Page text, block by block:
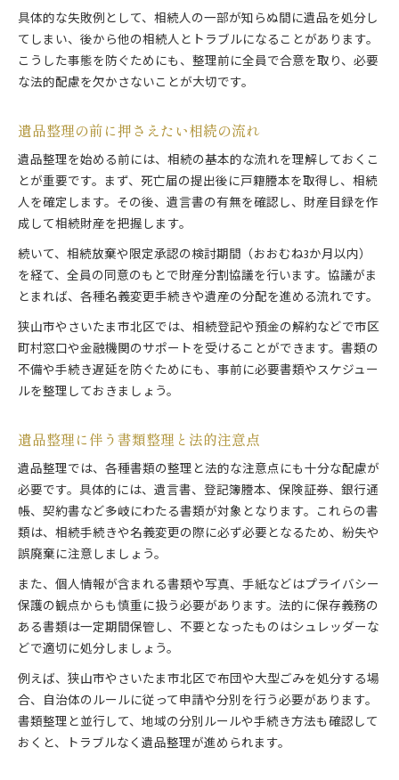
具体的な失敗例として、相続人の一部が知らぬ間に遺品を処分し
てしまい、後から他の相続人とトラブルになることがあります。
こうした事態を防ぐためにも、整理前に全員で合意を取り、必要
な法的配慮を欠かさないことが大切です。
遺品整理の前に押さえたい相続の流れ
遺品整理を始める前には、相続の基本的な流れを理解しておくこ
とが重要です。まず、死亡届の提出後に戸籍謄本を取得し、相続
人を確定します。その後、遺言書の有無を確認し、財産目録を作
成して相続財産を把握します。
続いて、相続放棄や限定承認の検討期間（おおむね3か月以内）
を経て、全員の同意のもとで財産分割協議を行います。協議がま
とまれば、各種名義変更手続きや遺産の分配を進める流れです。
狭山市やさいたま市北区では、相続登記や預金の解約などで市区
町村窓口や金融機関のサポートを受けることができます。書類の
不備や手続き遅延を防ぐためにも、事前に必要書類やスケジュー
ルを整理しておきましょう。
遺品整理に伴う書類整理と法的注意点
遺品整理では、各種書類の整理と法的な注意点にも十分な配慮が
必要です。具体的には、遺言書、登記簿謄本、保険証券、銀行通
帳、契約書など多岐にわたる書類が対象となります。これらの書
類は、相続手続きや名義変更の際に必ず必要となるため、紛失や
誤廃棄に注意しましょう。
また、個人情報が含まれる書類や写真、手紙などはプライバシー
保護の観点からも慎重に扱う必要があります。法的に保存義務の
ある書類は一定期間保管し、不要となったものはシュレッダーな
どで適切に処分しましょう。
例えば、狭山市やさいたま市北区で布団や大型ごみを処分する場
合、自治体のルールに従って申請や分別を行う必要があります。
書類整理と並行して、地域の分別ルールや手続き方法も確認して
おくと、トラブルなく遺品整理が進められます。